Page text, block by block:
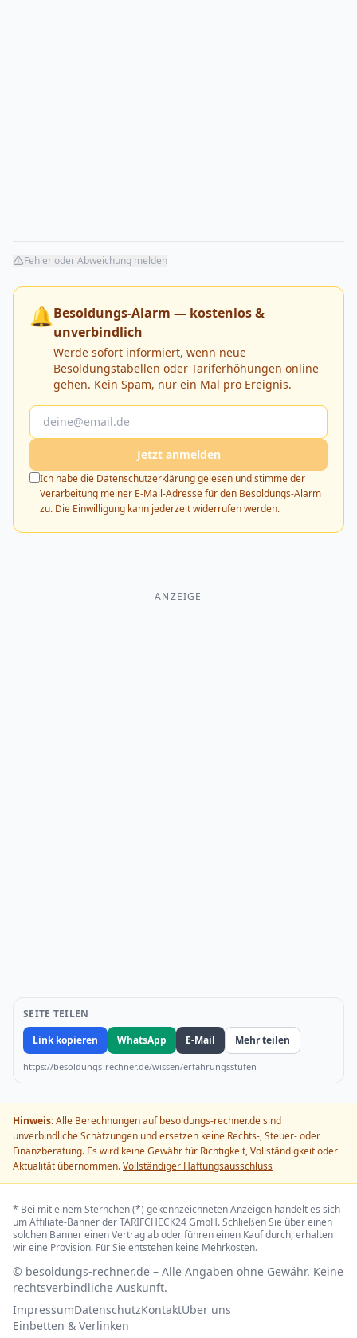
Fehler oder Abweichung melden
🔔Besoldungs-Alarm — kostenlos &
unverbindlich
Werde sofort informiert, wenn neue
Besoldungstabellen oder Tariferhöhungen online
gehen. Kein Spam, nur ein Mal pro Ereignis.
Jetzt anmelden
Ich habe die Datenschutzerklärunggelesen und stimme der
Verarbeitung meiner E-Mail-Adresse für den Besoldungs-Alarm
zu. Die Einwilligung kann jederzeit widerrufen werden.
ANZEIGE
SEITE TEILEN
Link kopieren
WhatsApp E-Mail Mehr teilen
https://besoldungs-rechner.de/wissen/erfahrungsstufen
Hinweis:Alle Berechnungen auf besoldungs-rechner.de sind
unverbindliche Schätzungen und ersetzen keine Rechts-, Steuer- oder
Finanzberatung. Es wird keine Gewähr für Richtigkeit, Vollständigkeit oder
Aktualität übernommen.Vollständiger Haftungsausschluss
* Bei mit einem Sternchen (*) gekennzeichneten Anzeigen handelt es sich
um Affiliate-Banner der TARIFCHECK24 GmbH. Schließen Sie über einen
solchen Banner einen Vertrag ab oder führen einen Kauf durch, erhalten
wir eine Provision. Für Sie entstehen keine Mehrkosten.
© besoldungs-rechner.de – Alle Angaben ohne Gewähr. Keine
rechtsverbindliche Auskunft.
ImpressumDatenschutzKontaktÜber uns
Einbetten & Verlinken